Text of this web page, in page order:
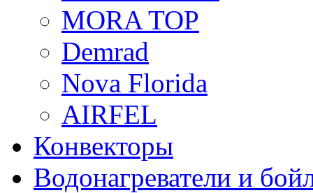
MORA TOP
Demrad
Nova Florida
AIRFEL
Конвекторы
Водонагреватели и